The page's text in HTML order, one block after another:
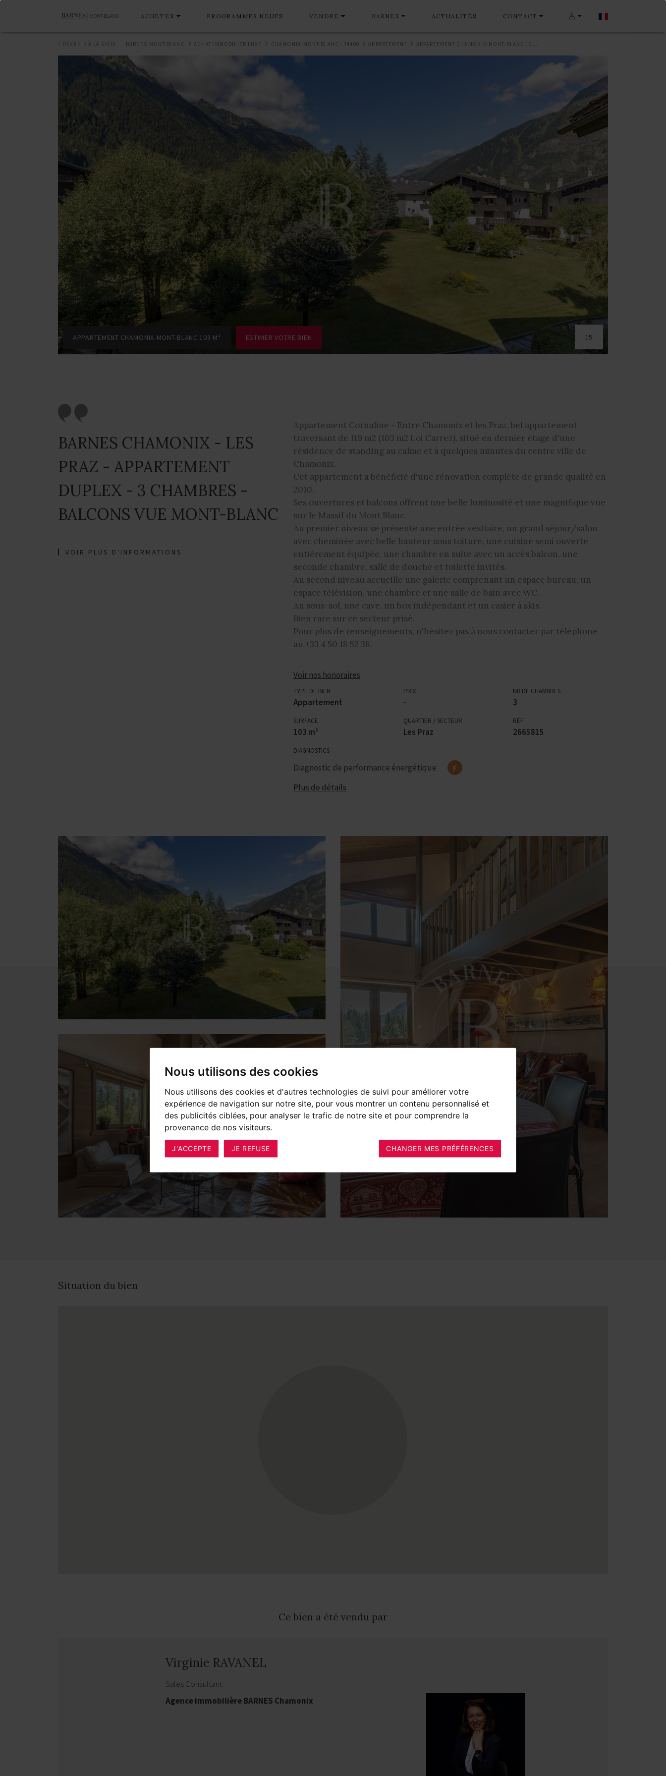
Nous utilisons des cookies
Nous utilisons des cookies et d'autres technologies de suivi pour améliorer votre
expérience de navigation sur notre site, pour vous montrer un contenu personnalisé et
des publicités ciblées, pour analyser le trafic de notre site et pour comprendre la
provenance de nos visiteurs.
J'ACCEPTE JE REFUSE CHANGER MES PRÉFÉRENCES
ACHETER PROGRAMMES NEUFS VENDRE BARNES ACTUALITÉS CONTACT
BARNES MONT-BLANC ACHAT IMMOBILIER LUXE CHAMONIX-MONT-BLANC - 74400 APPARTEMENT
REVENIR À LA LISTE
APPARTEMENT CHAMONIX-MONT-BLANC 103 M² ESTIMER VOTRE BIEN 15
BARNES CHAMONIX - LES
PRAZ - APPARTEMENT
DUPLEX - 3 CHAMBRES -
BALCONS VUE MONT-BLANC
VOIR PLUS D'INFORMATIONS
Appartement Cornaline - Entre Chamonix et les Praz, bel appartement
traversant de 119 m2 (103 m2 Loi Carrez), situé en dernier étage d'une
résidence de standing au calme et à quelques minutes du centre ville de
Chamonix.
Cet appartement a bénéficié d'une rénovation complète de grande qualité en
2010.
Ses ouvertures et balcons offrent une belle luminosité et une magnifique vue
sur le Massif du Mont Blanc.
Au premier niveau se présente une entrée vestiaire, un grand séjour/salon
avec cheminée avec belle hauteur sous toiture, une cuisine semi ouverte
entièrement équipée, une chambre en suite avec un accès balcon, une
seconde chambre, salle de douche et toilette invités.
Au second niveau accueille une galerie comprenant un espace bureau, un
espace télévision, une chambre et une salle de bain avec WC.
Au sous-sol, une cave, un box indépendant et un casier à skis.
Bien rare sur ce secteur prisé.
Pour plus de renseignements, n'hésitez pas à nous contacter par téléphone
au +33 4 50 18 52 38.
Voir nos honoraires
TYPE DE BIEN
Appartement
PRIX
-
NB DE CHAMBRES
3
SURFACE
103 m²
QUARTIER / SECTEUR
Les Praz
RÉF
2665815
DIAGNOSTICS
Diagnostic de performance énergétique F
Plus de détails
Situation du bien
Ce bien a été vendu par
Virginie RAVANEL
Sales Consultant
Agence immobilière BARNES Chamonix